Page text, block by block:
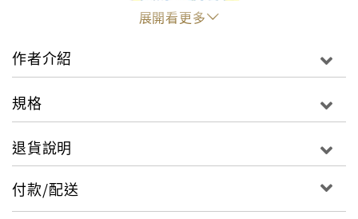
展開看更多
作者介紹
規格
退貨說明
付款/配送